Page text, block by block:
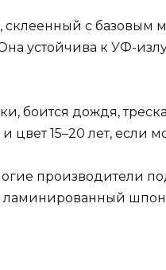
склеенный с
устойчива к УФ-
боится дождя,
15–20 лет, если
производители
шпон